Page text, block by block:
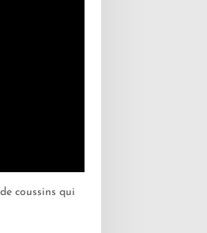
coussins qui